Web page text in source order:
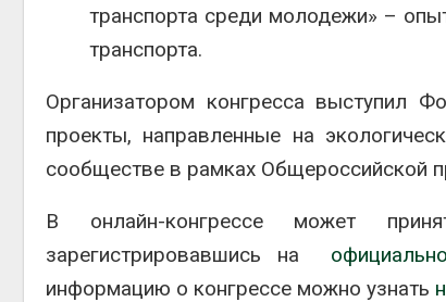
транспорта среди молодежи» –
транспорта.
Организатором конгресса выступил
проекты, направленные на
сообществе в рамках Общероссийской
В онлайн-конгрессе может
зарегистрировавшись на
информацию о конгрессе можно узнать